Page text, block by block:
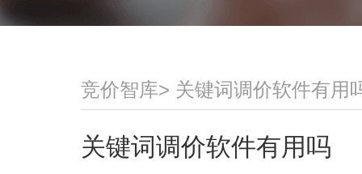
竞价智库> 关键词调价软件有用
关键词调价软件有用吗